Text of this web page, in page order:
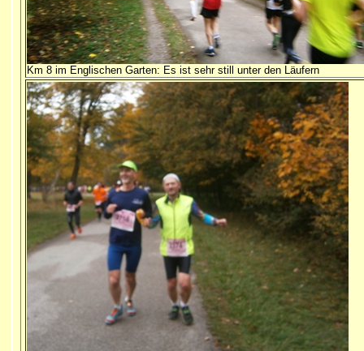
Km 8 im Englischen Garten: Es ist sehr still unter den Läufern